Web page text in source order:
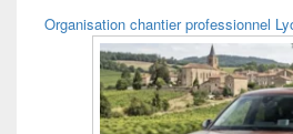
Organisation chantier professionnel